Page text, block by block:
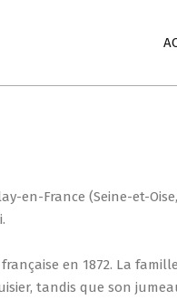
en-France (Seine-et-
en 1872. La
tandis que son